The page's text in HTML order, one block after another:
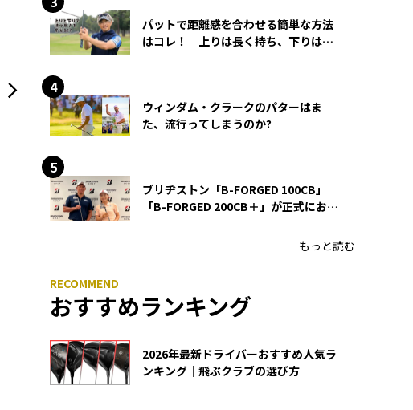
パットで距離感を合わせる簡単な方法
はコレ！ 上りは長く持ち、下りは短
ウィンダム・クラークのパターはま
た、流行ってしまうのか?
ブリヂストン「B-FORGED 100CB」
「B-FORGED 200CB＋」が正式にお披
もっと読む
おすすめランキング
2026年最新ドライバーおすすめ人気ラ
ンキング｜飛ぶクラブの選び方